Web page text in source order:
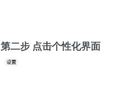
第二步 点击个性化界面